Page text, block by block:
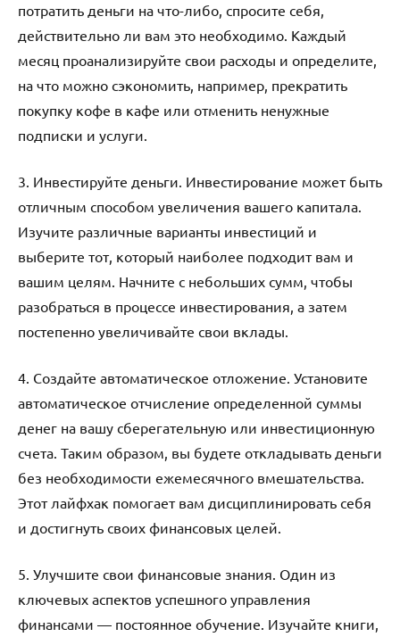
потратить деньги на что-либо, спросите себя,
действительно ли вам это необходимо. Каждый
месяц проанализируйте свои расходы и определите,
на что можно сэкономить, например, прекратить
покупку кофе в кафе или отменить ненужные
подписки и услуги.
3. Инвестируйте деньги. Инвестирование может быть
отличным способом увеличения вашего капитала.
Изучите различные варианты инвестиций и
выберите тот, который наиболее подходит вам и
вашим целям. Начните с небольших сумм, чтобы
разобраться в процессе инвестирования, а затем
постепенно увеличивайте свои вклады.
4. Создайте автоматическое отложение. Установите
автоматическое отчисление определенной суммы
денег на вашу сберегательную или инвестиционную
счета. Таким образом, вы будете откладывать деньги
без необходимости ежемесячного вмешательства.
Этот лайфхак помогает вам дисциплинировать себя
и достигнуть своих финансовых целей.
5. Улучшите свои финансовые знания. Один из
ключевых аспектов успешного управления
финансами — постоянное обучение. Изучайте книги,